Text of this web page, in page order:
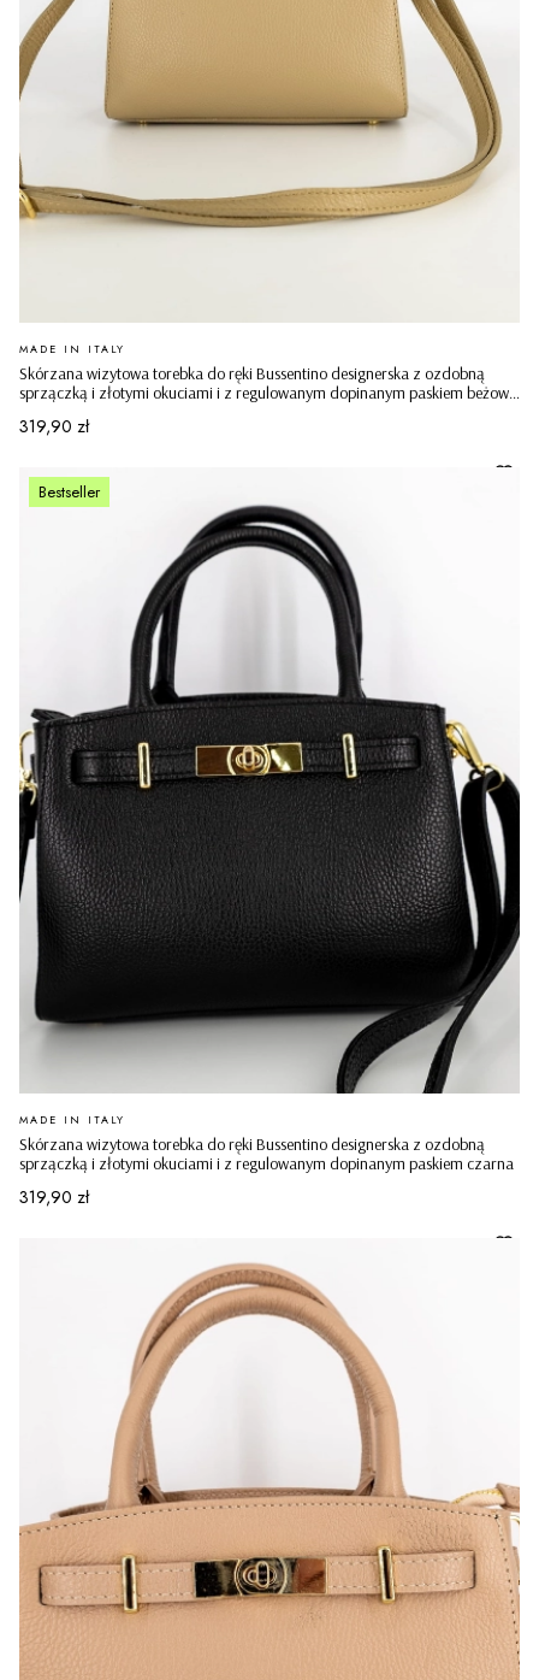
Skórzana wizytowa torebka do ręki Bussentino designerska z ozdobną
sprzączką i złotymi okuciami i z regulowanym dopinanym paskiem beżowa
PRODUCENT
MADE IN ITALY
Cena
319,90 zł
Bestseller
Skórzana wizytowa torebka do ręki Bussentino designerska z ozdobną
sprzączką i złotymi okuciami i z regulowanym dopinanym paskiem czarna
PRODUCENT
MADE IN ITALY
Cena
319,90 zł